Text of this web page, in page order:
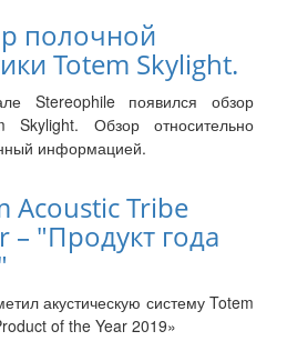
полочной
Totem Skylight.
Stereophile появился обзор
Skylight. Обзор относительно
информацией.
Acoustic Tribe
– "Продукт года
акустическую систему Totem
of the Year 2019»